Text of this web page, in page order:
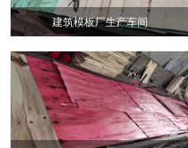
建筑模板厂生产车间